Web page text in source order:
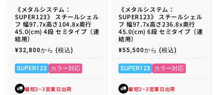
《メタルシステム：
SUPER123》 スチールシェル
フ 幅97.7x高さ104.8x奥行
45.0(cm) 4段 セミタイプ（連
結用）
通
価
格
¥32,800から (税込)
SUPER123 カラー対応
最短2~3営業日出荷
《メタルシステム：
SUPER123》 スチールシェル
フ 幅97.7x高さ236.8x奥行
45.0(cm) 6段 セミタイプ（連
結用）
通
価
格
¥55,500から (税込)
SUPER123 カラー対応
最短2~3営業日出荷